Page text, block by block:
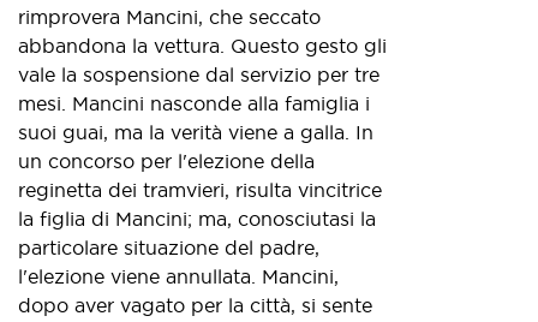
rimprovera Mancini, che seccato
abbandona la vettura. Questo gesto gli
vale la sospensione dal servizio per tre
mesi. Mancini nasconde alla famiglia i
suoi guai, ma la verità viene a galla. In
un concorso per l'elezione della
reginetta dei tramvieri, risulta vincitrice
la figlia di Mancini; ma, conosciutasi la
particolare situazione del padre,
l'elezione viene annullata. Mancini,
dopo aver vagato per la città, si sente